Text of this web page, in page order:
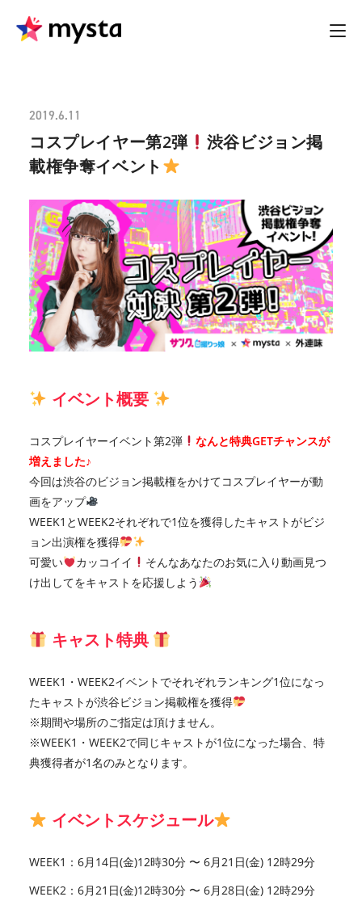
2019.6.11
コスプレイヤー第2弾
渋谷ビジョン掲
載権争奪イベント
イベント概要
コスプレイヤーイベント第2弾
なんと特典GETチャンスが
増えました♪
今回は渋谷のビジョン掲載権をかけてコスプレイヤーが動
画をアップ
WEEK1とWEEK2それぞれで1位を獲得したキャストがビジ
ョン出演権を獲得
可愛い
カッコイイ
そんなあなたのお気に入り動画見つ
け出してをキャストを応援しよう
キャスト特典
WEEK1・WEEK2イベントでそれぞれランキング1位になっ
たキャストが渋谷ビジョン掲載権を獲得
※期間や場所のご指定は頂けません。
※WEEK1・WEEK2で同じキャストが1位になった場合、特
典獲得者が1名のみとなります。
イベントスケジュール
WEEK1：6月14日(金)12時30分 〜 6月21日(金) 12時29分
WEEK2：6月21日(金)12時30分 〜 6月28日(金) 12時29分